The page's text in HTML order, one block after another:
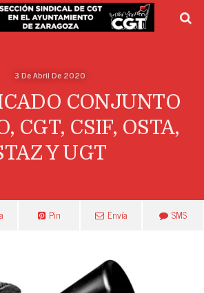
3 De Abril De 2020
CONJUNTO
CGT, CSIF, OSTA,
Y UGT
Pin Envía SMS